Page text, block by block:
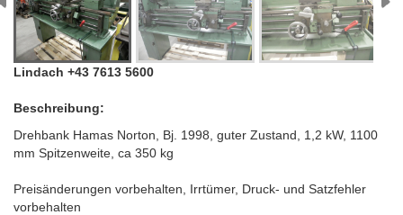
Lindach +43 7613 5600
Beschreibung:
Drehbank Hamas Norton, Bj. 1998, guter Zustand, 1,2 kW, 1100
mm Spitzenweite, ca 350 kg
Preisänderungen vorbehalten, Irrtümer, Druck- und Satzfehler
vorbehalten